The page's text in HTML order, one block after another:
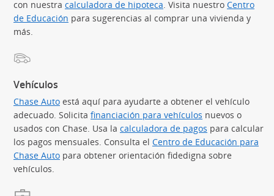
con nuestra calculadora de hipoteca(Se abre en superposición)
. Visita nuestro Centro
de Educación (Se abre en superposición)
para sugerencias al comprar una vivienda y
más.
Vehículos
Chase Auto (Se abre en superposición)
está aquí para ayudarte a obtener el vehículo
adecuado. Solicita financiación para vehículos (Se abre en
nuevos o
usados con Chase. Usa la calculadora de pagos (Se abre en
para calcular
los pagos mensuales. Consulta el Centro de Educación para
Chase Auto (Se abre en superposición)
para obtener orientación fidedigna sobre
vehículos.